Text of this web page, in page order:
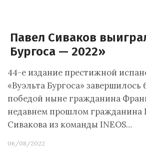
Павел Сиваков
Бургоса — 2022»
44-е издание престижной
«Вуэльта Бургоса» завершилось
победой ныне гражданина
недавнем прошлом гражданина
Сивакова из команды INEOS…
06/08/2022